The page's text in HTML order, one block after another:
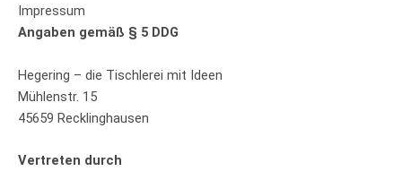
Impressum
Angaben gemäß § 5 DDG
Hegering – die Tischlerei mit Ideen
Mühlenstr. 15
45659 Recklinghausen
Vertreten durch